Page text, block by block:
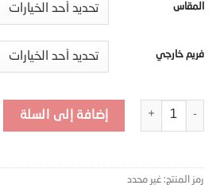
المقاس
فريم خارجي
كمية لوحة جدارية تجريدية فازات أزهار كانفس MRT-10006
إضافة إلى السلة
رمز المنتج: غير محدد